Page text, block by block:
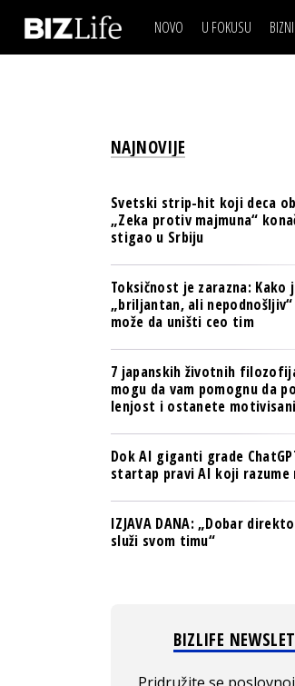
NOVO U FOKUSU
IZJAVA DANA
NAJNOVIJE
Svetski strip-hit koji deca
„Zeka protiv majmuna“
stigao u Srbiju
Toksičnost je zarazna: Kako
„briljantan, ali
može da uništi ceo tim
7 japanskih životnih
mogu da vam pomognu da
lenjost i ostanete motivisani
Dok AI giganti grade
startap pravi AI koji razume
IZJAVA DANA: „Dobar
služi svom timu“
BIZLIFE